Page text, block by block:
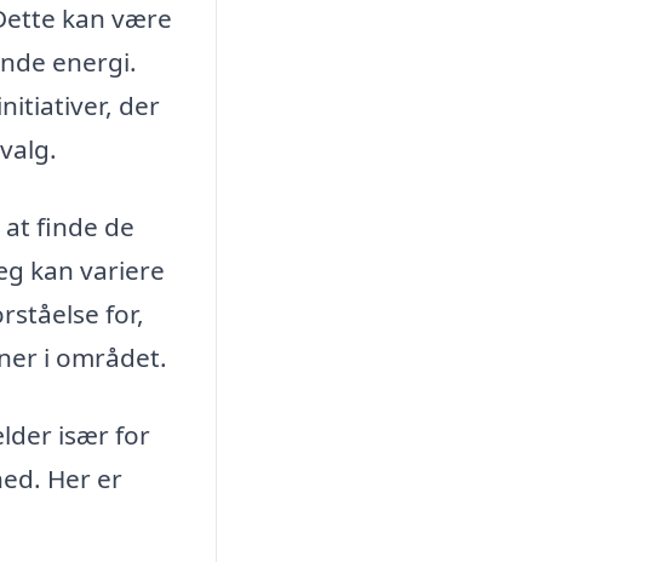
kan være
energi.
der
finde de
kan variere
for,
i området.
især for
Her er